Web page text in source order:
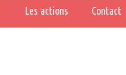
Les actions Contact